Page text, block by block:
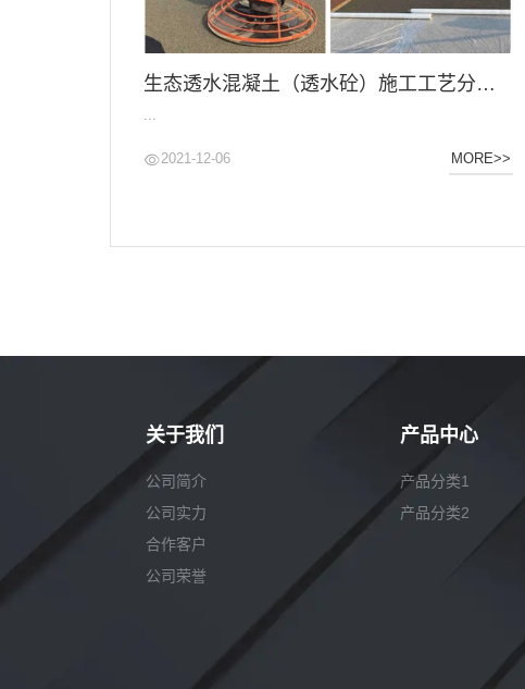
生态透水混凝土（透水砼）施工工艺分享-透水混凝土地坪施工工艺流程图
...
2021-12-06 MORE>>
关于我们
公司简介
公司实力
合作客户
公司荣誉
产品中心
产品分类1
产品分类2